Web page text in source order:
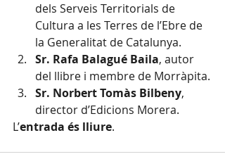
dels Serveis Territorials de
Cultura a les Terres de l’Ebre de
la Generalitat de Catalunya.
Sr. Rafa Balagué Baila, autor
del llibre i membre de Morràpita.
Sr. Norbert Tomàs Bilbeny,
director d’Edicions Morera.
L’entrada és lliure.